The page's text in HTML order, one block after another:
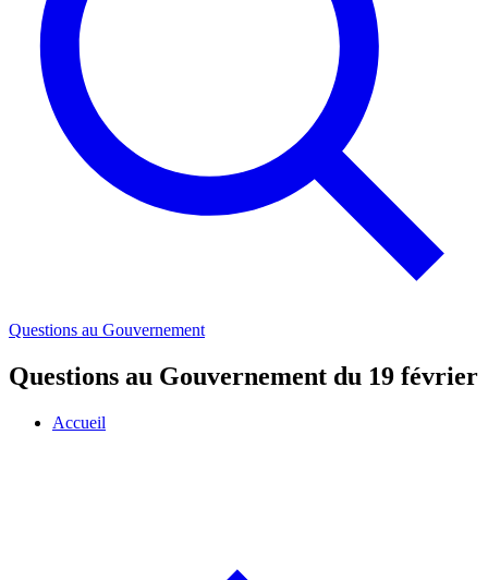
Questions au Gouvernement
Questions au Gouvernement du 19 février
Accueil